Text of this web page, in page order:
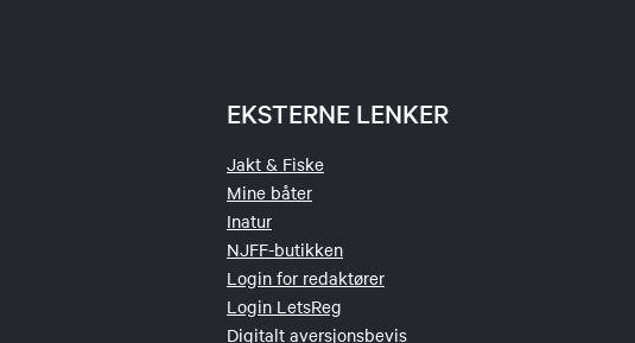
EKSTERNE LENKER
Jakt & Fiske
Mine båter
Inatur
NJFF-butikken
Login for redaktører
Login LetsReg
Digitalt aversjonsbevis